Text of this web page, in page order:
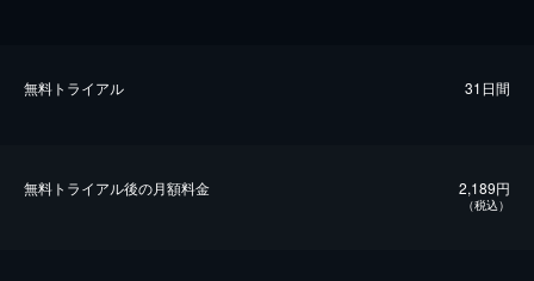
無料トライアル 31日間
無料トライアル後の⽉額料金 2,189円
（税込）